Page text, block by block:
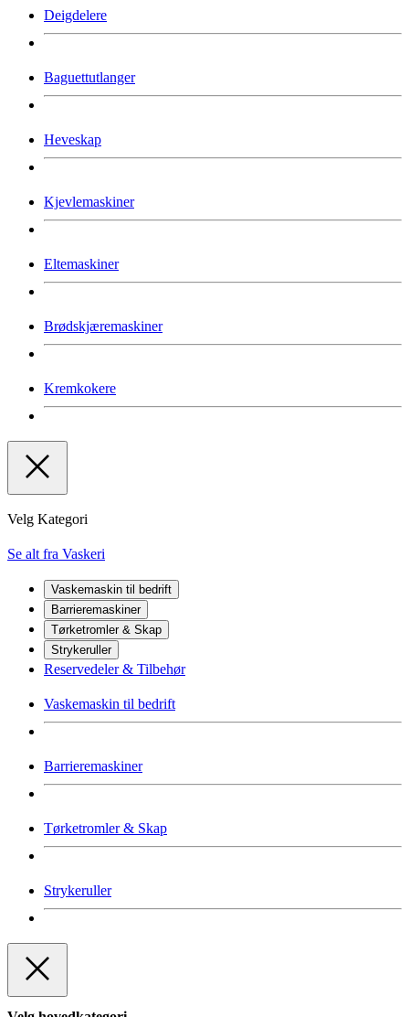
Deigdelere
Baguettutlanger
Heveskap
Kjevlemaskiner
Eltemaskiner
Brødskjæremaskiner
Kremkokere
Velg Kategori
Se alt fra Vaskeri
Vaskemaskin til bedrift
Barrieremaskiner
Tørketromler & Skap
Strykeruller
Reservedeler & Tilbehør
Vaskemaskin til bedrift
Barrieremaskiner
Tørketromler & Skap
Strykeruller